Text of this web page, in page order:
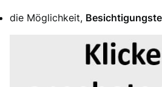
die Möglichkeit,